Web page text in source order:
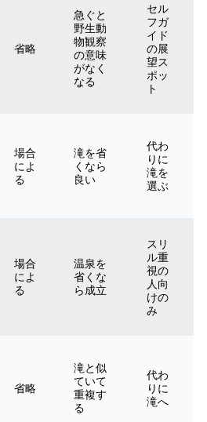
省略
急ぐと
野生動
物観察
の意味
がなく
なる
セル
フガ
イド
の展
望ス
ポッ
ト
場合
によ
る
滝を省
くなら
良い
代わ
りに
滝を
選ぶ
場合
によ
る
温泉を
省くな
ら成立
スリ
ル重
視の
人向
けの
み
省略
滝と似
ていて
重複す
る
代わ
りに
滝へ